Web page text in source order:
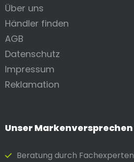
Über uns
Händler finden
AGB
Datenschutz
Impressum
Reklamation
Unser Markenversprechen
Beratung durch Fach­experten